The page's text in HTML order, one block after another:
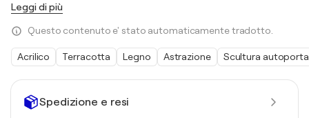
Spedizione e resi
Leggi di più
Questo contenuto e' stato automaticamente tradotto.
Acrilico Terracotta Legno Astrazione Scultura